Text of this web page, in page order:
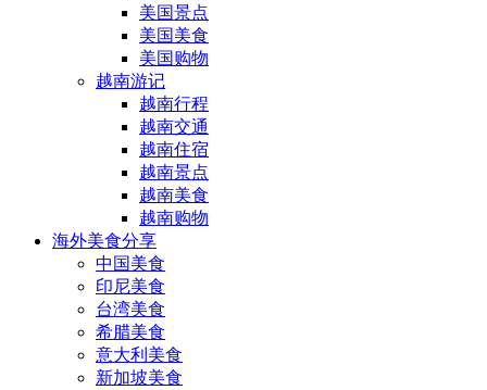
美国景点
美国美食
美国购物
越南游记
越南行程
越南交通
越南住宿
越南景点
越南美食
越南购物
海外美食分享
中国美食
印尼美食
台湾美食
希腊美食
意大利美食
新加坡美食